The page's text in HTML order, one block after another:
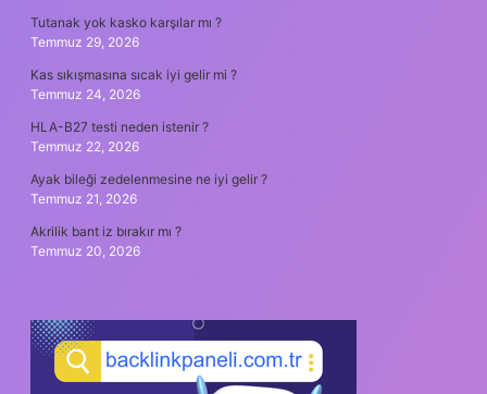
Tutanak yok kasko karşılar mı ?
Temmuz 29, 2026
Kas sıkışmasına sıcak iyi gelir mi ?
Temmuz 24, 2026
HLA-B27 testi neden istenir ?
Temmuz 22, 2026
Ayak bileği zedelenmesine ne iyi gelir ?
Temmuz 21, 2026
Akrilik bant iz bırakır mı ?
Temmuz 20, 2026